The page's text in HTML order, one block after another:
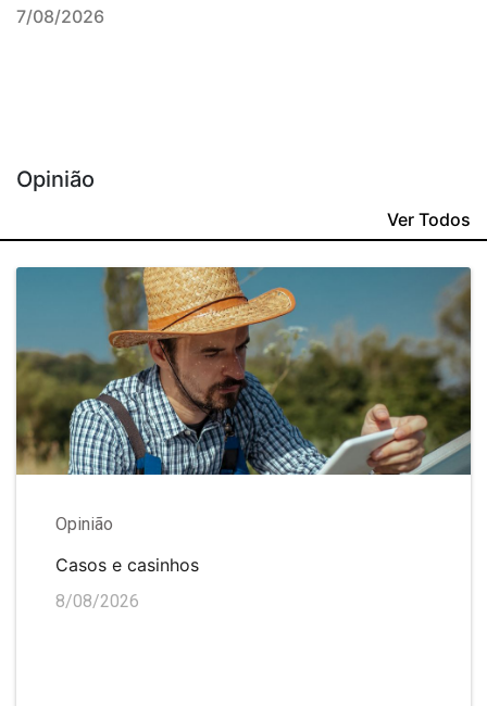
7/08/2026
Opinião
Ver Todos
Opinião
Casos e casinhos
8/08/2026